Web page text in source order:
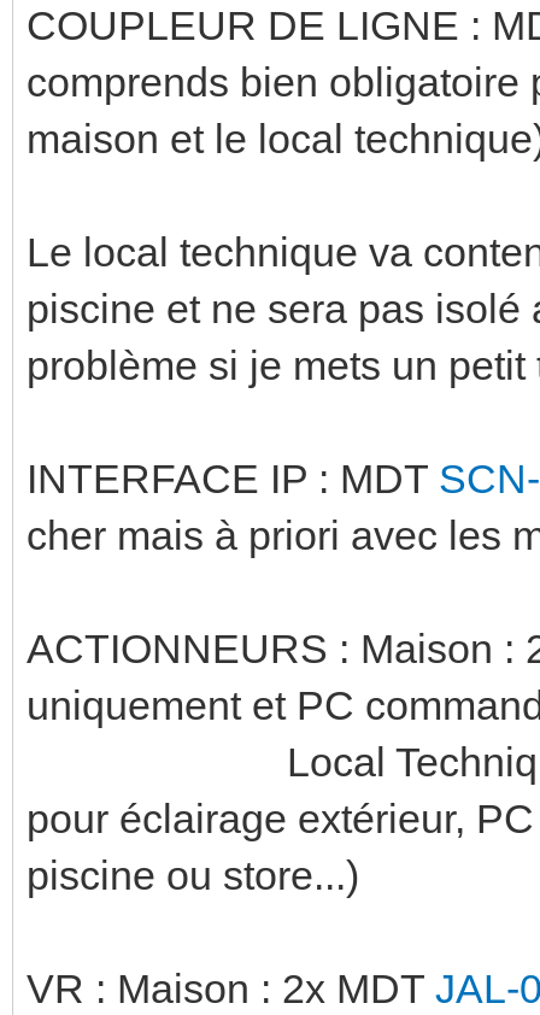
COUPLEUR DE LIGNE :
comprends bien obligatoire
maison et le local
Le local technique va
piscine et ne sera pas
problème si je mets un
INTERFACE IP : MDT
cher mais à priori avec les
ACTIONNEURS : Maison :
uniquement et PC
Local Technique
pour éclairage extérieur,
piscine ou store...)
VR : Maison : 2x MDT JAL-